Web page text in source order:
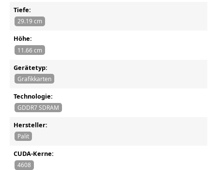
Tiefe:
29.19 cm
Höhe:
11.66 cm
Gerätetyp:
Grafikkarten
Technologie:
GDDR7 SDRAM
Hersteller:
Palit
CUDA-Kerne:
4608